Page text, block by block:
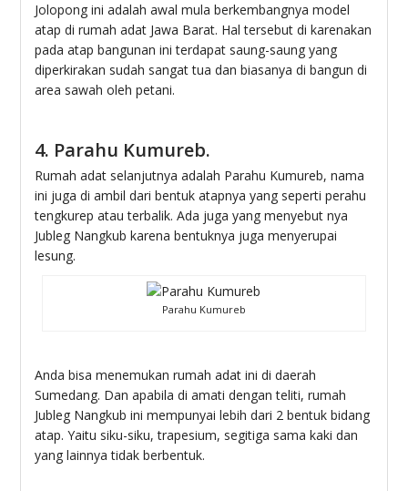
Jolopong ini adalah awal mula berkembangnya model
atap di rumah adat Jawa Barat. Hal tersebut di karenakan
pada atap bangunan ini terdapat saung-saung yang
diperkirakan sudah sangat tua dan biasanya di bangun di
area sawah oleh petani.
4. Parahu Kumureb.
Rumah adat selanjutnya adalah Parahu Kumureb, nama
ini juga di ambil dari bentuk atapnya yang seperti perahu
tengkurep atau terbalik. Ada juga yang menyebut nya
Jubleg Nangkub karena bentuknya juga menyerupai
lesung.
Parahu Kumureb
Anda bisa menemukan rumah adat ini di daerah
Sumedang. Dan apabila di amati dengan teliti, rumah
Jubleg Nangkub ini mempunyai lebih dari 2 bentuk bidang
atap. Yaitu siku-siku, trapesium, segitiga sama kaki dan
yang lainnya tidak berbentuk.